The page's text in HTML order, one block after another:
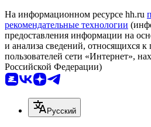
На информационном ресурсе hh.ru
рекомендательные технологии
предоставления информации на
и анализа сведений, относящихся к
пользователей сети «Интернет»,
Российской Федерации)
Русский